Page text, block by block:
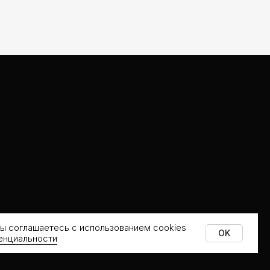
соглашаетесь с использованием cookies
OK